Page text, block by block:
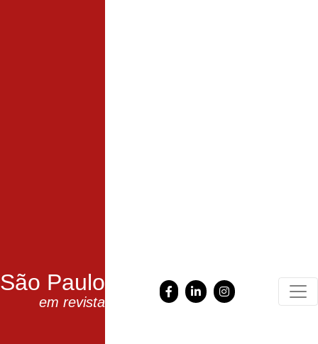
São Paulo
em revista